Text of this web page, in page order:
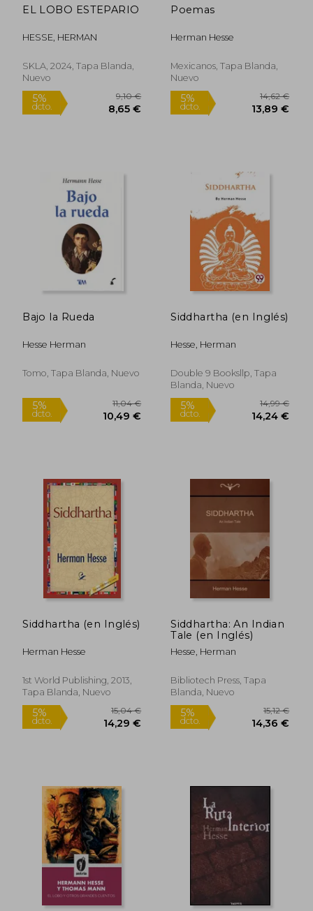
EL LOBO ESTEPARIO
HESSE, HERMAN
SKLA, 2024, Tapa Blanda,
Nuevo
Poemas
Herman Hesse
Mexicanos, Tapa Blanda,
Nuevo
5%
dcto.
Bajo la Rueda
Hesse Herman
Tomo, Tapa Blanda, Nuevo
5%
dcto. 10,49 €
Siddhartha (en Inglés)
Hesse, Herman
Double 9 Booksllp, Tapa
Blanda, Nuevo
5%
dcto.
Siddhartha (en Inglés)
Herman Hesse
1st World Publishing, 2013,
Tapa Blanda, Nuevo
Siddhartha: An Indian
Tale (en Inglés)
Hesse, Herman
Bibliotech Press, Tapa
Blanda, Nuevo